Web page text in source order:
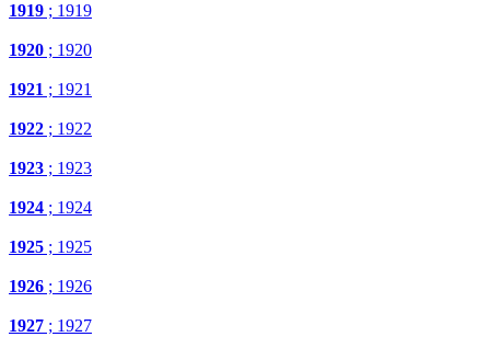
1919 ; 1919
1920 ; 1920
1921 ; 1921
1922 ; 1922
1923 ; 1923
1924 ; 1924
1925 ; 1925
1926 ; 1926
1927 ; 1927